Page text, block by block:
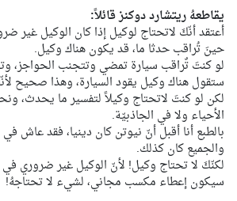
يقاطعهُ ريتشارد دوكنز قائلاً:
أعتقد أنّكَ لاتحتاج لوكيل إذا كان الوكيل غير
حينَ تُراقب حدثا ما، قد يكون هناك وكيل.
لو كنتَ تٌراقب سيارة تمضي وتتجنب الحواجز،
ستقول هناك وكيل يقود السيارة، وهذا صحيح
لكن لو كنتَ لاتحتاج وكيلاً لتفسير ما يحدث،
الأحياء ولا في الجاذبيّة.
بالطبع أنا أقبل أنّ نيوتن كان دينيا، فقد عاش في
والجميع كان كذلك.
لكنّكَ لا تحتاج وكيل! لأنّ الوكيل غير ضروري في
سيكون إعطاء مكسب مجاني، لشيء لا تحتاجهُ!